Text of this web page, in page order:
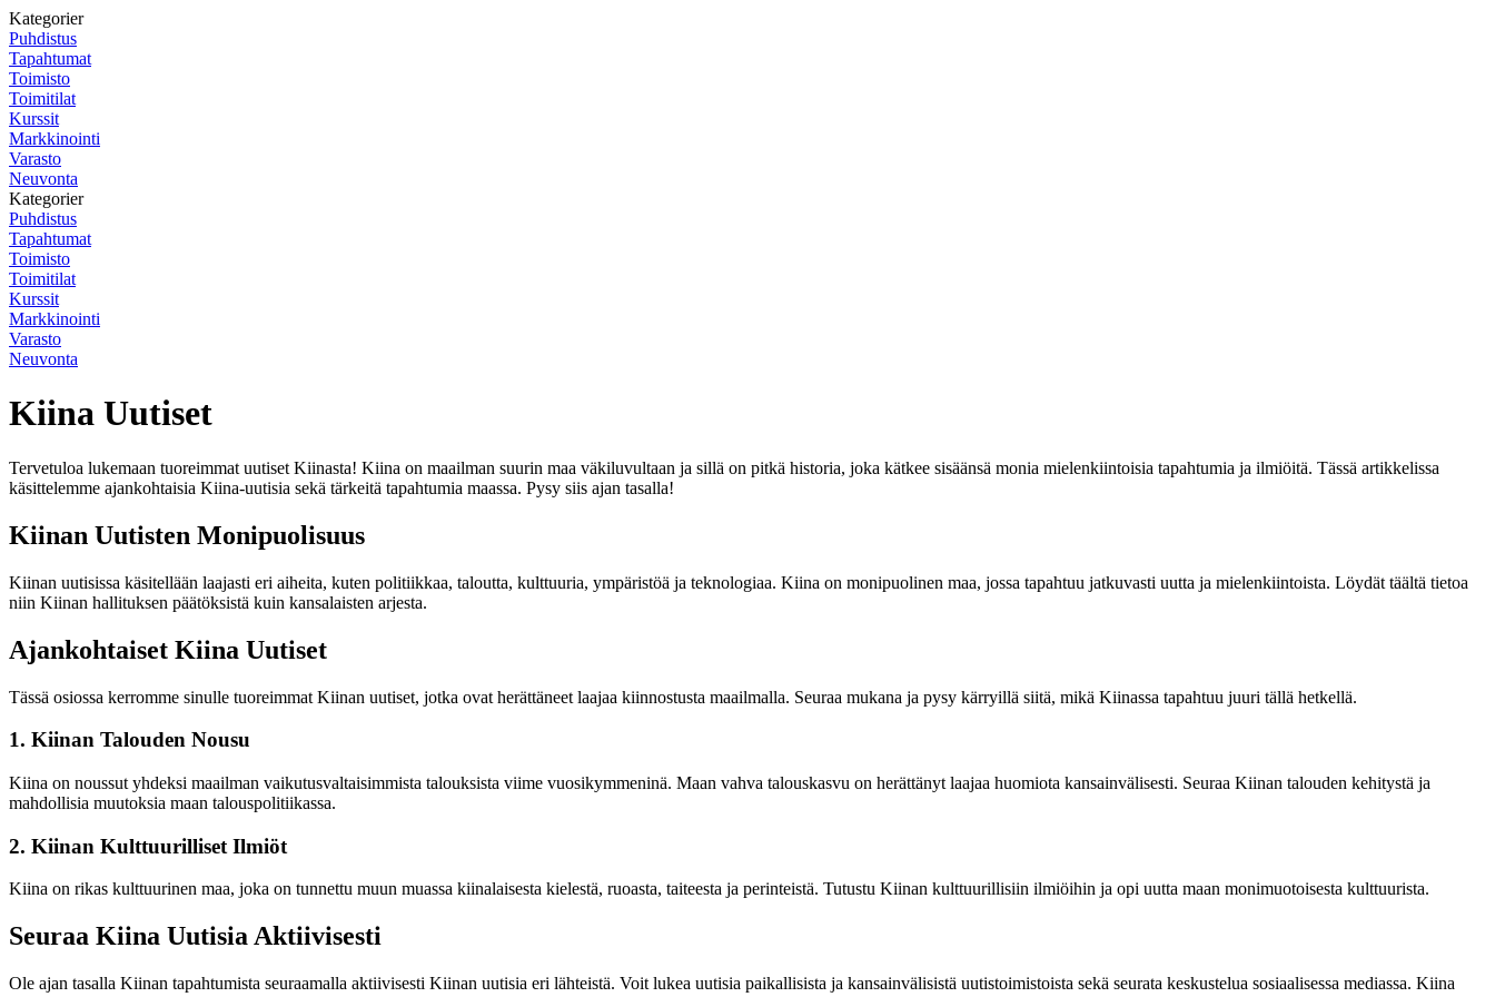
Kategorier
Puhdistus
Tapahtumat
Toimisto
Toimitilat
Kurssit
Markkinointi
Varasto
Neuvonta
Kategorier
Puhdistus
Tapahtumat
Toimisto
Toimitilat
Kurssit
Markkinointi
Varasto
Neuvonta
Kiina Uutiset
Tervetuloa lukemaan tuoreimmat uutiset Kiinasta! Kiina on maailman suurin maa väkiluvultaan ja sillä on pitkä historia, joka kätkee sisäänsä monia mielenkiintoisia tapahtumia ja ilmiöitä. Tässä artikkelissa
käsittelemme ajankohtaisia Kiina-uutisia sekä tärkeitä tapahtumia maassa. Pysy siis ajan tasalla!
Kiinan Uutisten Monipuolisuus
Kiinan uutisissa käsitellään laajasti eri aiheita, kuten politiikkaa, taloutta, kulttuuria, ympäristöä ja teknologiaa. Kiina on monipuolinen maa, jossa tapahtuu jatkuvasti uutta ja mielenkiintoista. Löydät täältä tietoa
niin Kiinan hallituksen päätöksistä kuin kansalaisten arjesta.
Ajankohtaiset Kiina Uutiset
Tässä osiossa kerromme sinulle tuoreimmat Kiinan uutiset, jotka ovat herättäneet laajaa kiinnostusta maailmalla. Seuraa mukana ja pysy kärryillä siitä, mikä Kiinassa tapahtuu juuri tällä hetkellä.
1. Kiinan Talouden Nousu
Kiina on noussut yhdeksi maailman vaikutusvaltaisimmista talouksista viime vuosikymmeninä. Maan vahva talouskasvu on herättänyt laajaa huomiota kansainvälisesti. Seuraa Kiinan talouden kehitystä ja
mahdollisia muutoksia maan talouspolitiikassa.
2. Kiinan Kulttuurilliset Ilmiöt
Kiina on rikas kulttuurinen maa, joka on tunnettu muun muassa kiinalaisesta kielestä, ruoasta, taiteesta ja perinteistä. Tutustu Kiinan kulttuurillisiin ilmiöihin ja opi uutta maan monimuotoisesta kulttuurista.
Seuraa Kiina Uutisia Aktiivisesti
Ole ajan tasalla Kiinan tapahtumista seuraamalla aktiivisesti Kiinan uutisia eri lähteistä. Voit lukea uutisia paikallisista ja kansainvälisistä uutistoimistoista sekä seurata keskustelua sosiaalisessa mediassa. Kiina